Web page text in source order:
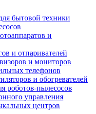
бытовой техники
и
и отпаривателей
и мониторов
телефонов
и обогревателей
роботов-пылесосов
управления
центров